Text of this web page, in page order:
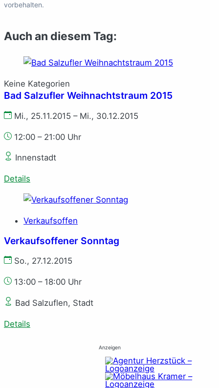
vorbehalten.
Auch an diesem Tag:
Keine Kategorien
Bad Salzufler Weihnachtstraum 2015
Mi., 25.11.2015 – Mi., 30.12.2015
12:00 – 21:00 Uhr
Innenstadt
Details
Verkaufsoffen
Verkaufsoffener Sonntag
So., 27.12.2015
13:00 – 18:00 Uhr
Bad Salzuflen, Stadt
Details
Anzeigen